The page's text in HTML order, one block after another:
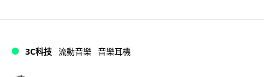
3C科技 流動音樂 音樂耳機